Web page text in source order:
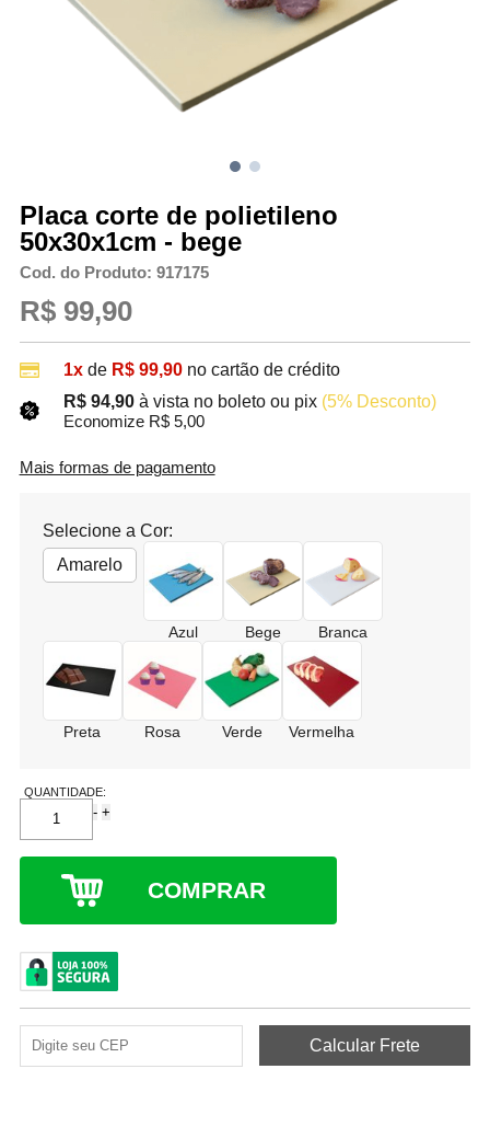
Placa corte de polietileno
50x30x1cm - bege
Cod. do Produto: 917175
R$ 99,90
1xde R$ 99,90 no cartão de crédito
R$ 94,90 à vista no boleto ou pix (5% Desconto)
Economize R$ 5,00
Mais formas de pagamento
Selecione a Cor:
Amarelo
Azul Bege Branca
Preta Rosa Verde Vermelha
QUANTIDADE:
- +
COMPRAR